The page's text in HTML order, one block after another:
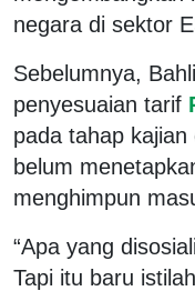
negara di sektor
Sebelumnya,
penyesuaian tarif
pada tahap
belum
menghimpun
“Apa yang
Tapi itu baru